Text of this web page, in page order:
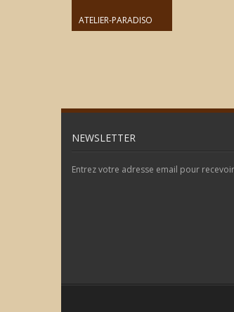
ATELIER-PARADISO
NEWSLETTER
Entrez votre adresse email pour